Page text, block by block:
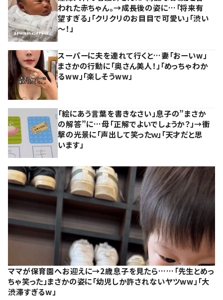
われた赤ちゃん。→成長後の姿に…「将来有
望すぎる」「クリクリのお目目で可愛い」「渋い
～！」
スーパーに夫を連れて行くと…妻「おーいw」
まさかの行動に「奥さん美人！」「めっちゃわか
るww」「楽しそうww」
「絵にあう言葉を書きなさい」息子の”まさか
の解答”に…母「正解でよいでしょうか？」→衝
撃の光景に「声出して笑ったｗ」「天才だと思
います」
ママが保育園へお迎えに→2歳息子を見たら……「先生とめっ
ちゃ笑った」まさかの姿に「幼児しか許されないヤツww」「大
渋滞すぎるw」